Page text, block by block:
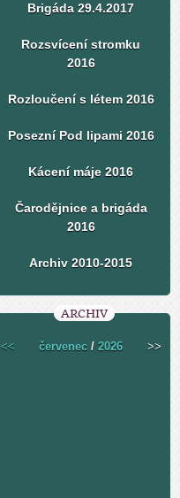
Brigáda 29.4.2017
Rozsvícení stromku
2016
Rozloučení s létem 2016
Posezní Pod lipami 2016
Kácení máje 2016
Čarodějnice a brigáda
2016
Archiv 2010-2015
ARCHIV
<< červenec /2026 >>